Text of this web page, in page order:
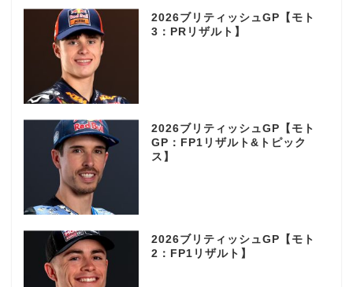
2026ブリティッシュGP【モト
3：PRリザルト】
2026ブリティッシュGP【モト
GP：FP1リザルト&トピック
ス】
2026ブリティッシュGP【モト
2：FP1リザルト】